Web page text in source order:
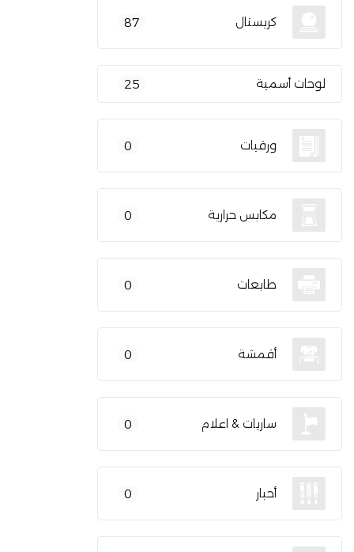
كريستال 87
لوحات أسمية 25
ورقيات 0
مكابس حرارية 0
طابعات 0
أقمشة 0
ساريات & اعلام 0
أحبار 0